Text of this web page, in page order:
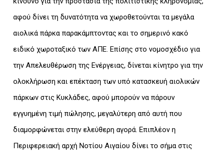
αφού δίνει τη δυνατότητα να χωροθετούνται τα μεγάλα
αιολικά πάρκα παρακάμπτοντας και το σημερινό κακό
ειδικό χωροταξικό των ΑΠΕ. Επίσης στο νομοσχέδιο για
την Απελευθέρωση της Ενέργειας, δίνεται κίνητρο για την
ολοκλήρωση και επέκταση των υπό κατασκευή αιολικών
πάρκων στις Κυκλάδες, αφού μπορούν να πάρουν
εγγυημένη τιμή πώλησης, μεγαλύτερη από αυτή που
διαμορφώνεται στην ελεύθερη αγορά. Επιπλέον η
Περιφερειακή αρχή Νοτίου Αιγαίου δίνει το σήμα στις